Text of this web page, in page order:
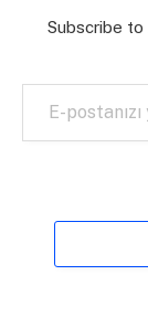
Subscribe
E-postanızı yazın…